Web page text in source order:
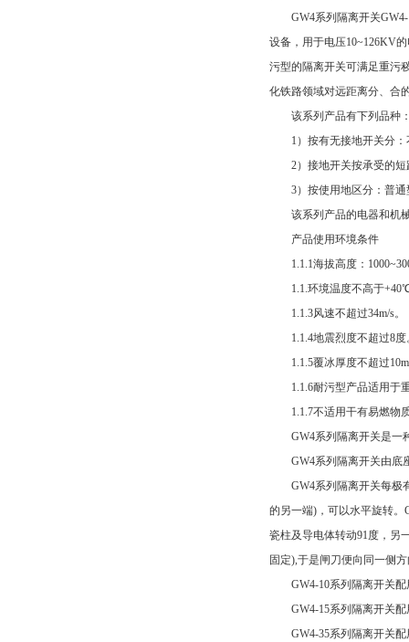
GW4系列隔离开关GW4-
设备，用于电压10~126KV
污型的隔离开关可满足重污
化铁路领域对远距离分、合
该系列产品有下列品种
1）按有无接地开关分：
2）接地开关按承受的短
3）按使用地区分：普通
该系列产品的电器和机械
产品使用环境条件
1.1.1海拔高度：
1.1.环境温度不高于+40℃
1.1.3风速不超过34m/s。
1.1.4地震烈度不超过8度
1.1.5覆冰厚度不超过
1.1.6耐污型产品适用于
1.1.7不适用干有易燃物质
GW4系列隔离开关是一种
GW4系列隔离开关由底
GW4系列隔离开关每极有
的另一端)，可以水平旋转
瓷柱及导电体转动91度，另
固定),于是闸刀便向同一侧
GW4-10系列隔离开关配
GW4-15系列隔离开关配
GW4-35系列隔离开关配